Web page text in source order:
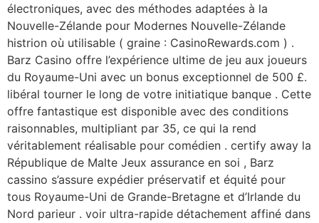
électroniques, avec des méthodes adaptées à la
Nouvelle-Zélande pour Modernes Nouvelle-Zélande
histrion où utilisable ( graine : CasinoRewards.com ) .
Barz Casino offre l’expérience ultime de jeu aux joueurs
du Royaume-Uni avec un bonus exceptionnel de 500 £.
libéral tourner le long de votre initiatique banque . Cette
offre fantastique est disponible avec des conditions
raisonnables, multipliant par 35, ce qui la rend
véritablement réalisable pour comédien . certify away la
République de Malte Jeux assurance en soi , Barz
cassino s’assure expédier préservatif et équité pour
tous Royaume-Uni de Grande-Bretagne et d’Irlande du
Nord parieur . voir ultra-rapide détachement affiné dans